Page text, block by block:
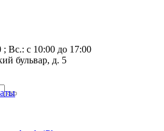
Вс.: с 10:00 до 17:00
бульвар, д. 5